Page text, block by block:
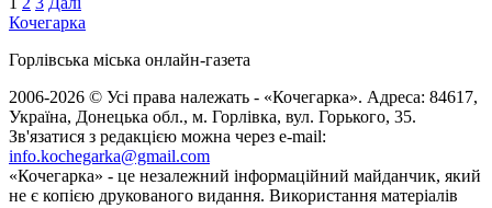
Кочегарка
Горлівська міська онлайн-газета
2006-2026 © Усі права належать - «Кочегарка». Адреса: 84617,
Україна, Донецька обл., м. Горлівка, вул. Горького, 35.
Зв'язатися з редакцією можна через e-mail:
info.kochegarka@gmail.com
«Кочегарка» - це незалежний інформаційний майданчик, який
не є копією друкованого видання. Використання матеріалів